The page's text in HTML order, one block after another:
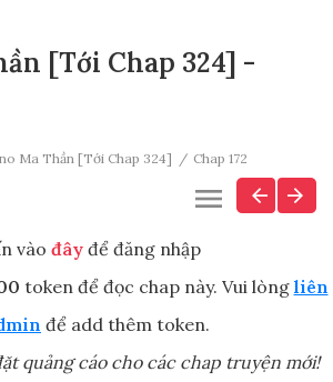
[Tới Chap 324] -
Ma Thần [Tới Chap 324] Chap 172
vào đây để đăng nhập
token để đọc chap này. Vui lòng liên
để add thêm token.
quảng cáo cho các chap truyện mới!